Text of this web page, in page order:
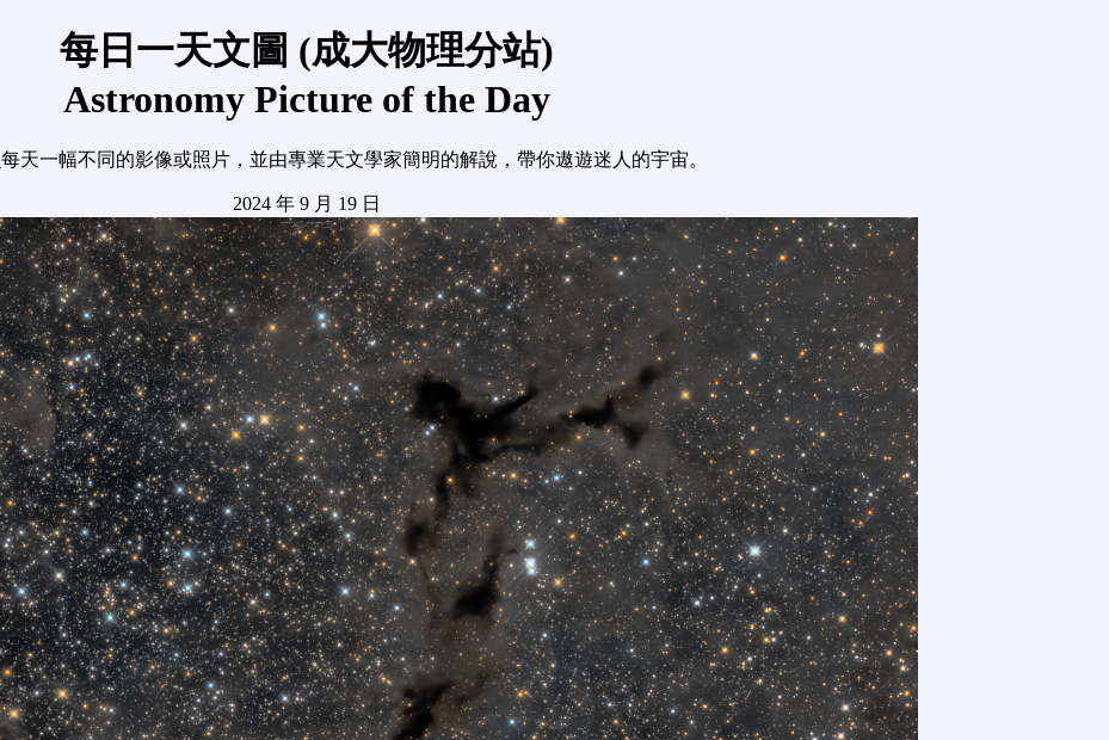
每日一天文圖 (成大物理分站)
Astronomy Picture of the Day
每天一幅不同的影像或照片，並由專業天文學家簡明的解說，帶你遨遊迷人的宇宙。
2024 年 9 月 19 日